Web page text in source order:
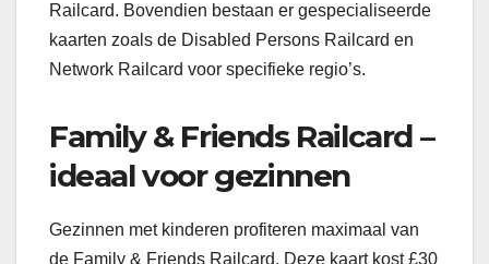
Railcard. Bovendien bestaan er gespecialiseerde
kaarten zoals de Disabled Persons Railcard en
Network Railcard voor specifieke regio’s.
Family & Friends Railcard –
ideaal voor gezinnen
Gezinnen met kinderen profiteren maximaal van
de Family & Friends Railcard. Deze kaart kost £30